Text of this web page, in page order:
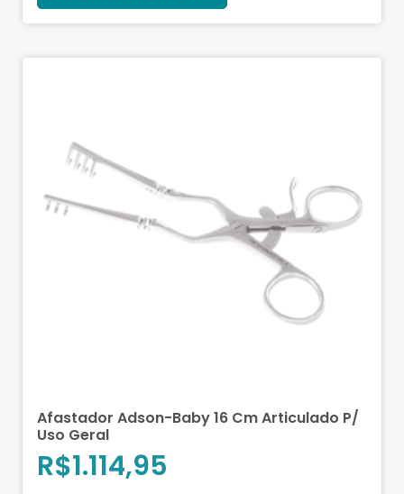
Afastador Adson-Baby 16 Cm Articulado P/
Uso Geral
R$1.114,95